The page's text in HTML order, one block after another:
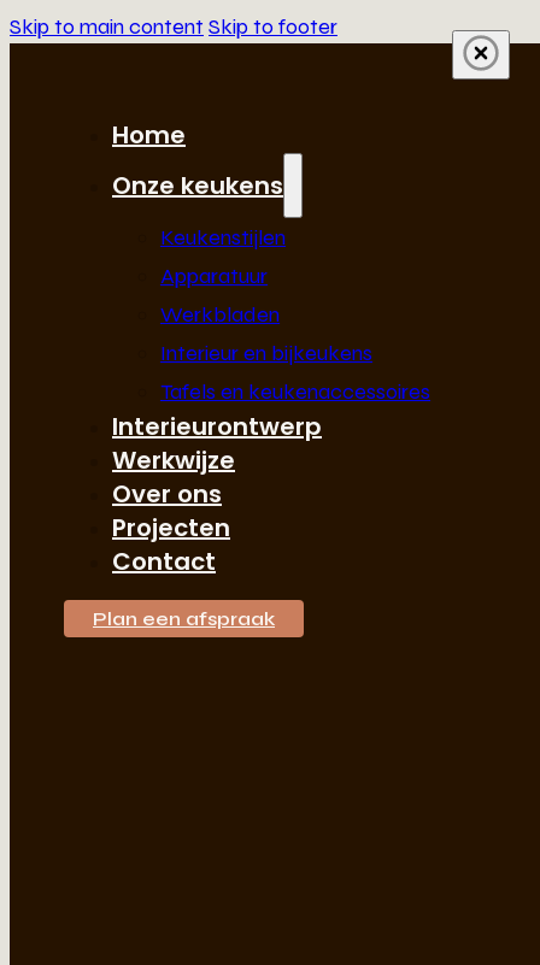
Skip to main content Skip to footer
Home
Onze keukens
Keukenstijlen
Apparatuur
Werkbladen
Interieur en bijkeukens
Tafels en keukenaccessoires
Interieurontwerp
Werkwijze
Over ons
Projecten
Contact
Plan een afspraak